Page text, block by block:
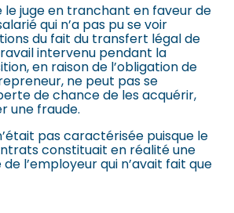
le juge en tranchant en faveur de
qui n’a pas pu se voir
du fait du transfert légal de
intervenu pendant la
en raison de l’obligation de
ne peut pas se
de chance de les acquérir,
une fraude.
pas caractérisée puisque le
constituait en réalité une
l’employeur qui n’avait fait que